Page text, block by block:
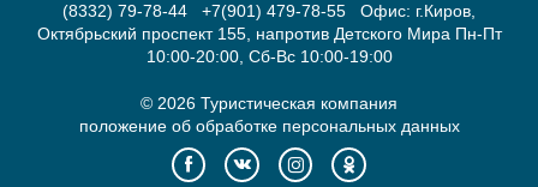
(8332) 79-78-44 +7(901) 479-78-55 Офис: г.Киров,
Октябрьский проспект 155, напротив Детского Мира Пн-Пт
10:00-20:00, Сб-Вс 10:00-19:00
© 2026 Туристическая компания
положение об обработке персональных данных